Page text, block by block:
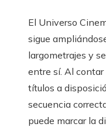
El Universo
sigue
largometrajes y
entre sí. Al
títulos a
secuencia
puede marcar la